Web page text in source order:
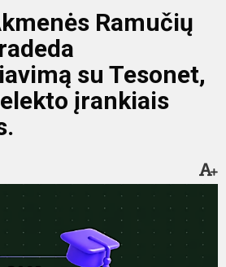
Ramučių
su Tesonet,
įrankiais